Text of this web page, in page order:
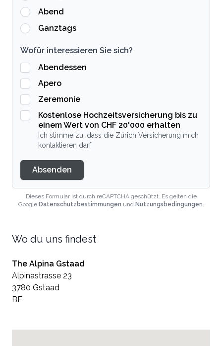
Abend
Ganztags
Wofür interessieren Sie sich?
Abendessen
Apero
Zeremonie
Kostenlose Hochzeitsversicherung bis zu
einem Wert von CHF 20'000 erhalten
Ich stimme zu, dass die Zürich Versicherung mich
kontaktieren darf
Absenden
Dieses Formular ist durch reCAPTCHA geschützt. Es gelten die
Google Datenschutzbestimmungen und Nutzungsbedingungen.
Wo du uns findest
The Alpina Gstaad
Alpinastrasse 23
3780 Gstaad
BE